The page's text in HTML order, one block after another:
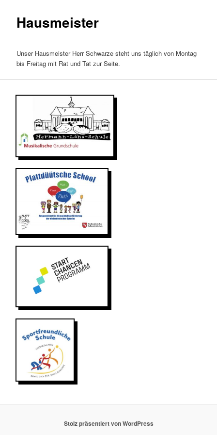
Hausmeister
Unser Hausmeister Herr Schwarze steht uns täglich von Montag
bis Freitag mit Rat und Tat zur Seite.
Stolz präsentiert von WordPress